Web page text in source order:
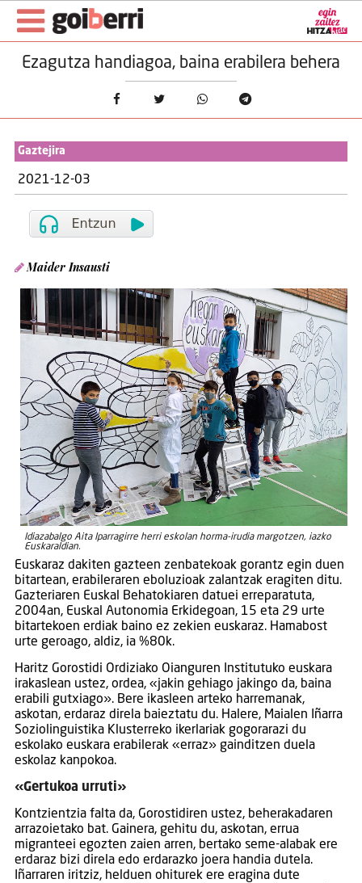
Ezagutza handiagoa, baina erabilera behera
Gaztejira
2021-12-03
Maider Insausti
Idiazabalgo Aita Iparragirre herri eskolan horma-irudia margotzen, iazko
Euskaraldian.
Euskaraz dakiten gazteen zenbatekoak gorantz egin duen
bitartean, erabileraren eboluzioak zalantzak eragiten ditu.
Gazteriaren Euskal Behatokiaren datuei erreparatuta,
2004an, Euskal Autonomia Erkidegoan, 15 eta 29 urte
bitartekoen erdiak baino ez zekien euskaraz. Hamabost
urte geroago, aldiz, ia %80k.
Haritz Gorostidi Ordiziako Oianguren Institutuko euskara
irakaslean ustez, ordea, «jakin gehiago jakingo da, baina
erabili gutxiago». Bere ikasleen arteko harremanak,
askotan, erdaraz direla baieztatu du. Halere, Maialen Iñarra
Soziolinguistika Klusterreko ikerlariak gogorarazi du
eskolako euskara erabilerak «erraz» gainditzen duela
eskolaz kanpokoa.
«Gertukoa urruti»
Kontzientzia falta da, Gorostidiren ustez, beherakadaren
arrazoietako bat. Gainera, gehitu du, askotan, errua
migranteei egozten zaien arren, bertako seme-alabak ere
erdaraz bizi direla edo erdarazko joera handia dutela.
Iñarraren iritziz, helduen ohiturek ere eragina dute